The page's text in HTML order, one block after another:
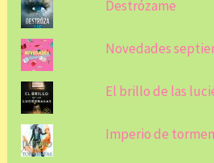
Destrózame
Novedades
El brillo de las
Imperio de